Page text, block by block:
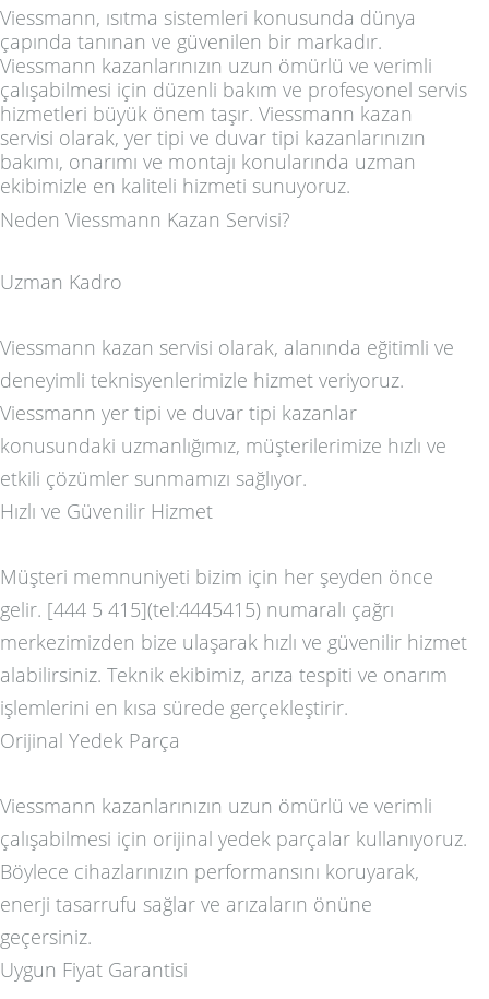
Viessmann, ısıtma sistemleri konusunda dünya
çapında tanınan ve güvenilen bir markadır.
Viessmann kazanlarınızın uzun ömürlü ve verimli
çalışabilmesi için düzenli bakım ve profesyonel servis
hizmetleri büyük önem taşır. Viessmann kazan
servisi olarak, yer tipi ve duvar tipi kazanlarınızın
bakımı, onarımı ve montajı konularında uzman
ekibimizle en kaliteli hizmeti sunuyoruz.
Neden Viessmann Kazan Servisi?
Uzman Kadro
Viessmann kazan servisi olarak, alanında eğitimli ve
deneyimli teknisyenlerimizle hizmet veriyoruz.
Viessmann yer tipi ve duvar tipi kazanlar
konusundaki uzmanlığımız, müşterilerimize hızlı ve
etkili çözümler sunmamızı sağlıyor.
Hızlı ve Güvenilir Hizmet
Müşteri memnuniyeti bizim için her şeyden önce
gelir. [444 5 415](tel:4445415) numaralı çağrı
merkezimizden bize ulaşarak hızlı ve güvenilir hizmet
alabilirsiniz. Teknik ekibimiz, arıza tespiti ve onarım
işlemlerini en kısa sürede gerçekleştirir.
Orijinal Yedek Parça
Viessmann kazanlarınızın uzun ömürlü ve verimli
çalışabilmesi için orijinal yedek parçalar kullanıyoruz.
Böylece cihazlarınızın performansını koruyarak,
enerji tasarrufu sağlar ve arızaların önüne
geçersiniz.
Uygun Fiyat Garantisi